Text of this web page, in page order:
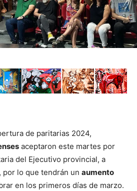
de paritarias 2024,
aceptaron este martes por
del Ejecutivo provincial, a
, por lo que tendrán un aumento
en los primeros días de marzo.